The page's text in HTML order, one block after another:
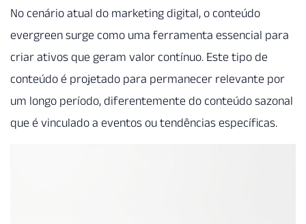
No cenário atual do marketing digital, o conteúdo
evergreen surge como uma ferramenta essencial para
criar ativos que geram valor contínuo. Este tipo de
conteúdo é projetado para permanecer relevante por
um longo período, diferentemente do conteúdo sazonal
que é vinculado a eventos ou tendências específicas.